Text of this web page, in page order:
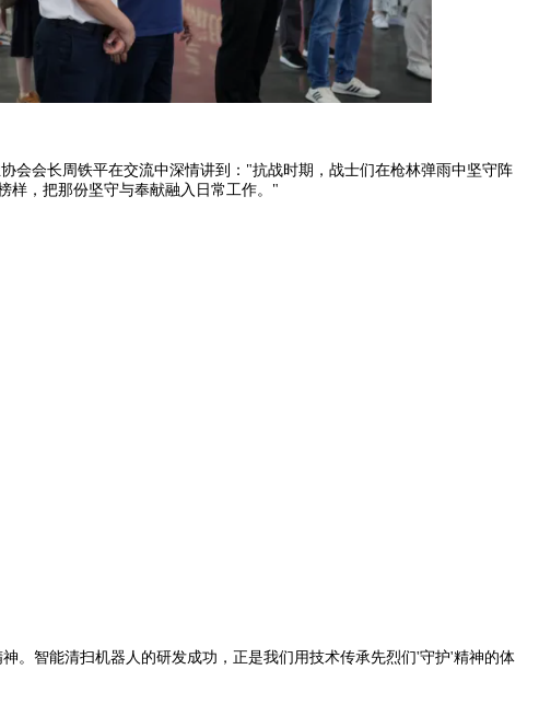
会会长周铁平在交流中深情讲到："抗战时期，战士们在枪林弹雨中坚守阵
样，把那份坚守与奉献融入日常工作。"
。智能清扫机器人的研发成功，正是我们用技术传承先烈们'守护'精神的体